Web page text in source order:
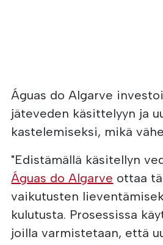
Águas do Algarve
jäteveden käsittelyyn ja
kastelemiseksi, mikä
"Edistämällä käsitellyn
Águas do Algarve ottaa
vaikutusten
kulutusta. Prosessissa
joilla varmistetaan, että